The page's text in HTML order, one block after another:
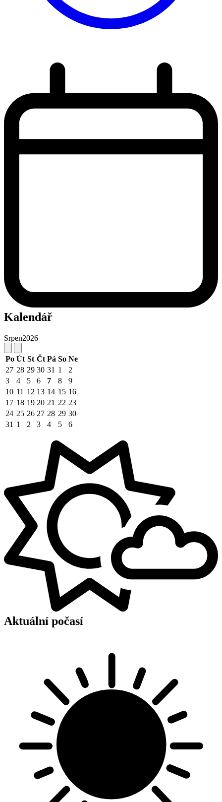
Kalendář
Srpen2026
Po Út St Čt Pá So Ne
27 28 29 30 31 1
2
3
4 5 6 7 8
9
10 11 12 13 14 15 16
17 18 19 20 21 22 23
24 25 26 27 28 29 30
31 1 2 3 4 5 6
Aktuální počasí